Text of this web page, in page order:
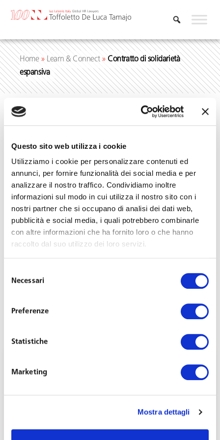
Questo sito web utilizza i cookie
Utilizziamo i cookie per personalizzare contenuti ed
annunci, per fornire funzionalità dei social media e per
analizzare il nostro traffico. Condividiamo inoltre
informazioni sul modo in cui utilizza il nostro sito con i
nostri partner che si occupano di analisi dei dati web,
pubblicità e social media, i quali potrebbero combinarle
con altre informazioni che ha fornito loro o che hanno
raccolto dal suo utilizzo dei loro servizi.
delNecessari
Preferenze
Statistiche
Marketing
Mostra dettagli
Home» Learn & Connect» Contratto di solidarietà
espansiva
Contratto di
solidarietà
espansiva
Un nuovo scivolo pensionistico nel contratto